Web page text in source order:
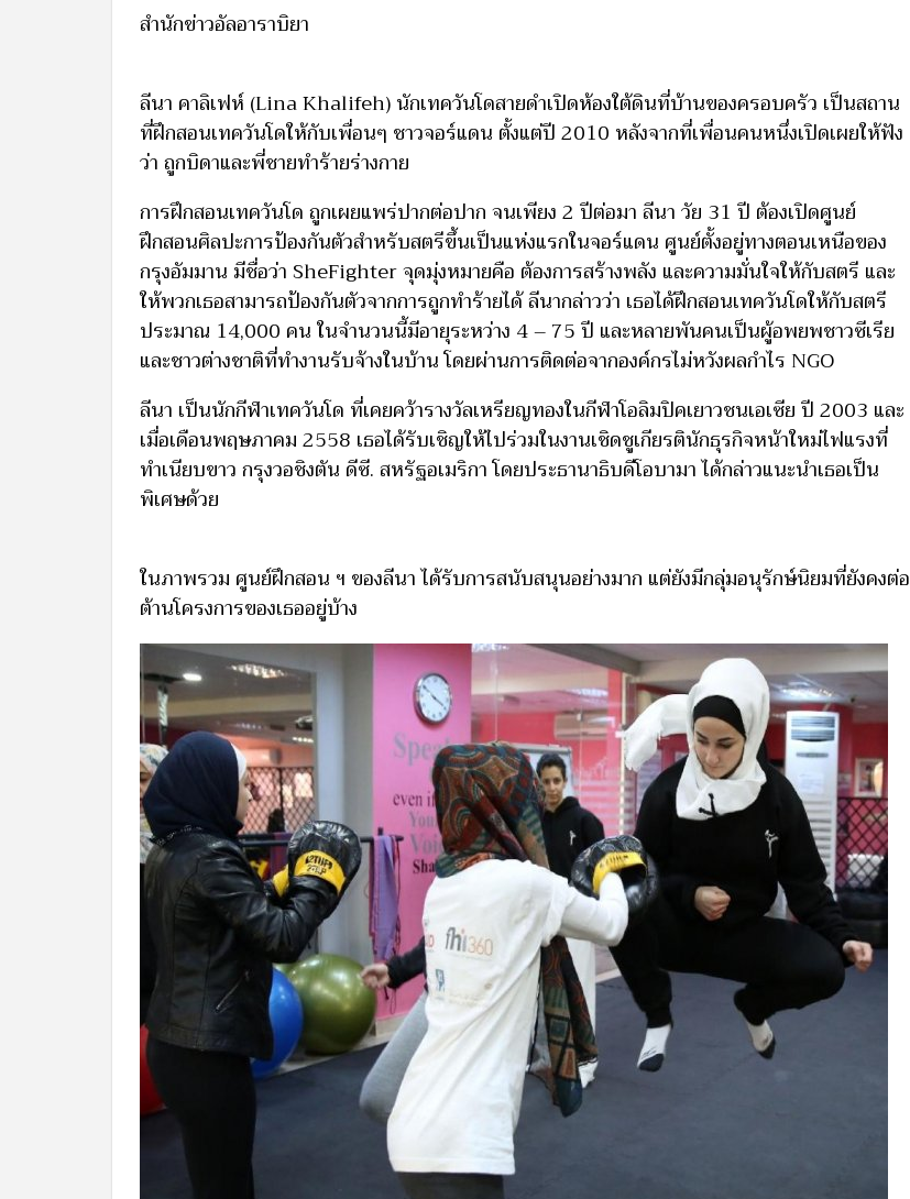
สำนักข่าวอัลอาราบิยา
ลีนา คาลิเฟห์ (Lina Khalifeh) นักเทควันโดสายดำเปิดห้องใต้ดินที่บ้านของครอบครัว เป็นสถาน
ที่ฝึกสอนเทควันโดให้กับเพื่อนๆ ชาวจอร์แดน ตั้งแต่ปี 2010 หลังจากที่เพื่อนคนหนึ่งเปิดเผยให้ฟัง
ว่า ถูกบิดาและพี่ชายทำร้ายร่างกาย
การฝึกสอนเทควันโด ถูกเผยแพร่ปากต่อปาก จนเพียง 2 ปีต่อมา ลีนา วัย 31 ปี ต้องเปิดศูนย์
ฝึกสอนศิลปะการป้องกันตัวสำหรับสตรีขึ้นเป็นแห่งแรกในจอร์แดน ศูนย์ตั้งอยู่ทางตอนเหนือของ
กรุงอัมมาน มีชื่อว่า SheFighter จุดมุ่งหมายคือ ต้องการสร้างพลัง และความมั่นใจให้กับสตรี และ
ให้พวกเธอสามารถป้องกันตัวจากการถูกทำร้ายได้ ลีนากล่าวว่า เธอได้ฝึกสอนเทควันโดให้กับสตรี
ประมาณ 14,000 คน ในจำนวนนี้มีอายุระหว่าง 4 – 75 ปี และหลายพันคนเป็นผู้อพยพชาวซีเรีย
และชาวต่างชาติที่ทำงานรับจ้างในบ้าน โดยผ่านการติดต่อจากองค์กรไม่หวังผลกำไร NGO
ลีนา เป็นนักกีฬาเทควันโด ที่เคยคว้ารางวัลเหรียญทองในกีฬาโอลิมปิคเยาวชนเอเซีย ปี 2003 และ
เมื่อเดือนพฤษภาคม 2558 เธอได้รับเชิญให้ไปร่วมในงานเชิดชูเกียรตินักธุรกิจหน้าใหม่ไฟแรงที่
ทำเนียบขาว กรุงวอชิงตัน ดีซี. สหรัฐอเมริกา โดยประธานาธิบดีโอบามา ได้กล่าวแนะนำเธอเป็น
พิเศษด้วย
ในภาพรวม ศูนย์ฝึกสอน ฯ ของลีนา ได้รับการสนับสนุนอย่างมาก แต่ยังมีกลุ่มอนุรักษ์นิยมที่ยังคงต่อ
ต้านโครงการของเธออยู่บ้าง